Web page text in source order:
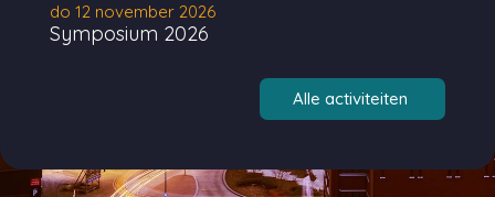
do 12 november 2026
Symposium 2026
Alle activiteiten